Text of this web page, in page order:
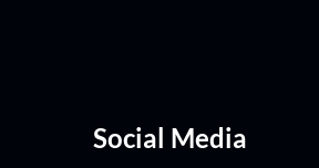
Social Media